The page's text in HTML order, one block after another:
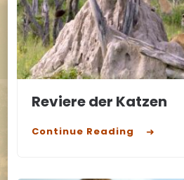
Reviere der Katzen
Continue Reading